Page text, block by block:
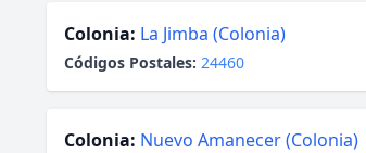
Colonia: La Jimba (Colonia)
Códigos Postales: 24460
Colonia: Nuevo Amanecer (Colonia)